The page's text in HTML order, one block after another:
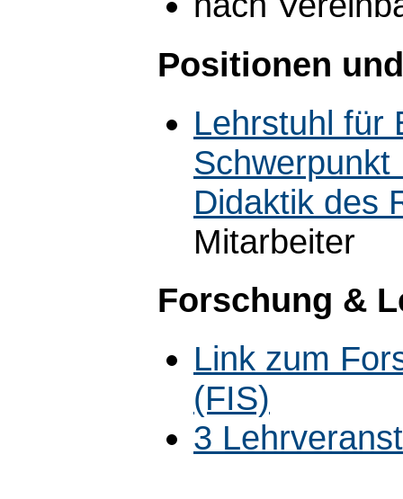
Positionen
Lehrstuhl für
Schwerpunkt
Didaktik des
Mitarbeiter
Forschung &
Link zum
(FIS)
3